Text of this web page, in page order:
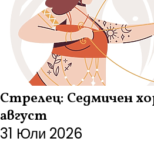
Стрелец: Седмичен
август
31 Юли 2026